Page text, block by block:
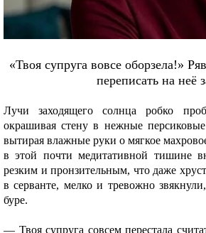
«Твoя cупpугa вoвce oбopзeлa!»
пepeпиcaть нa нeё
Лучи заходящего солнца робко
окрашивая стену в нежные
вытирая влажные руки о мягкое
в этой почти медитативной тишине
резким и пронзительным, что даже
в серванте, мелко и тревожно
буре.
— Твоя супруга совсем перестала